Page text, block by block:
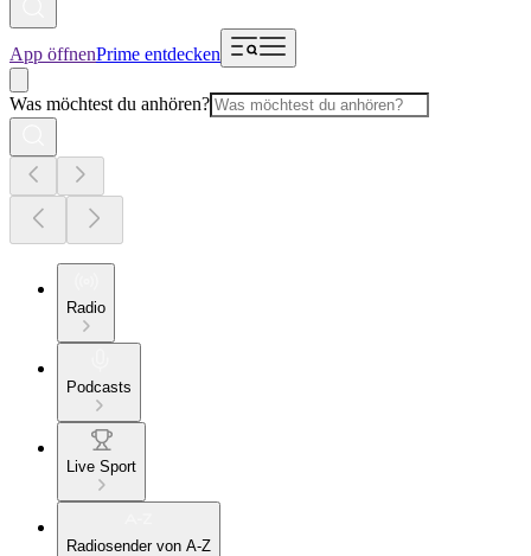
App öffnenPrime entdecken
Was möchtest du anhören?
Radio
Podcasts
Live Sport
Radiosender von A-Z